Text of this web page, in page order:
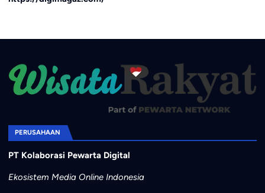
PERUSAHAAN
PT Kolaborasi Pewarta Digital
Ekosistem Media Online Indonesia